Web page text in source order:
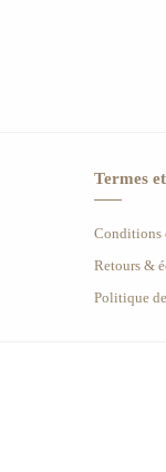
Termes
Conditions
Retours &
Politique